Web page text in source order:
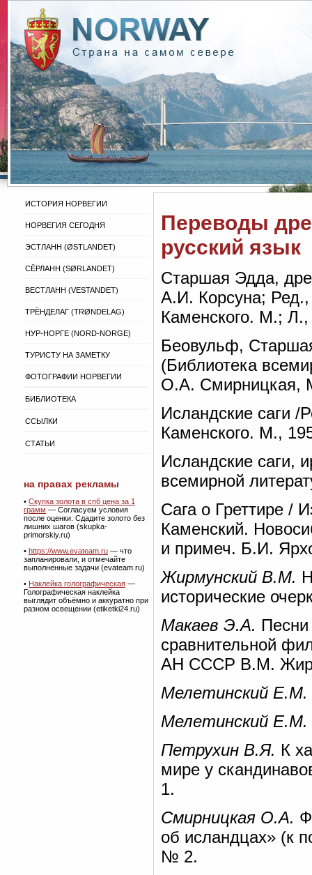
ИСТОРИЯ НОРВЕГИИ
НОРВЕГИЯ СЕГОДНЯ
ЭСТЛАНН (ØSTLANDET)
СЁРЛАНН (SØRLANDET)
ВЕСТЛАНН (VESTANDET)
ТРЁНДЕЛАГ (TRØNDELAG)
НУР-НОРГЕ (NORD-NORGE)
ТУРИСТУ НА ЗАМЕТКУ
ФОТОГРАФИИ НОРВЕГИИ
БИБЛИОТЕКА
ССЫЛКИ
СТАТЬИ
на правах рекламы
• Скупка золота в спб цена за 1
грамм — Согласуем условия
после оценки. Сдадите золото без
лишних шагов (skupka-
primorskiy.ru)
• https://www.evateam.ru — что
запланировали, и отмечайте
выполненные задачи (evateam.ru)
• Наклейка голографическая —
Голографическая наклейка
выглядит объёмно и аккуратно при
разном освещении (etiketki24.ru)
Переводы
русский язык
Старшая Эдда,
А.И. Корсуна; Ред.,
Каменского. М.; Л.,
Беовульф,
(Библиотека
О.А. Смирницкая,
Исландские саги /
Каменского. М.,
Исландские саги,
всемирной
Сага о Греттире /
Каменский.
и примеч. Б.И.
Жирмунский В.М.
исторические
Макаев Э.А.
сравнительной
АН СССР В.М.
Мелетинский Е.М.
Мелетинский Е.М.
Петрухин В.Я. К
мире у
1.
Смирницкая О.А.
об исландцах» (к
№ 2.